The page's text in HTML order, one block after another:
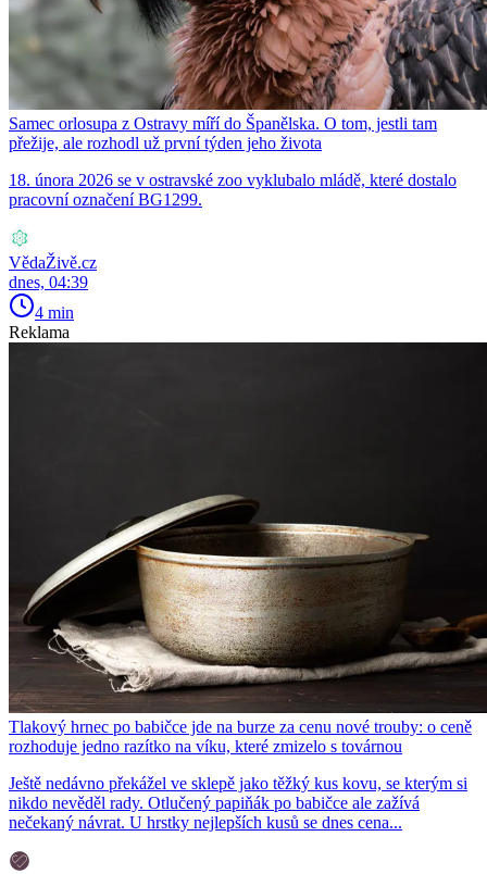
Samec orlosupa z Ostravy míří do Španělska. O tom, jestli tam
přežije, ale rozhodl už první týden jeho života
18. února 2026 se v ostravské zoo vyklubalo mládě, které dostalo
pracovní označení BG1299.
VědaŽivě.cz
dnes, 04:39
4 min
Reklama
Tlakový hrnec po babičce jde na burze za cenu nové trouby: o ceně
rozhoduje jedno razítko na víku, které zmizelo s továrnou
Ještě nedávno překážel ve sklepě jako těžký kus kovu, se kterým si
nikdo nevěděl rady. Otlučený papiňák po babičce ale zažívá
nečekaný návrat. U hrstky nejlepších kusů se dnes cena...